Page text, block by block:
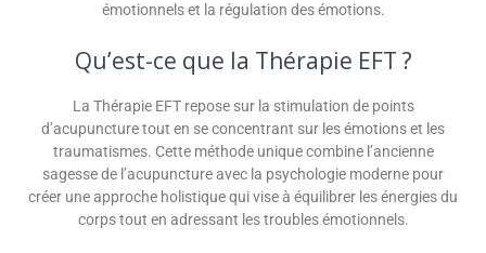
émotionnels et la régulation des émotions.
Qu’est-ce que la Thérapie EFT ?
La Thérapie EFT repose sur la stimulation de points
d’acupuncture tout en se concentrant sur les émotions et les
traumatismes. Cette méthode unique combine l’ancienne
sagesse de l’acupuncture avec la psychologie moderne pour
créer une approche holistique qui vise à équilibrer les énergies du
corps tout en adressant les troubles émotionnels.